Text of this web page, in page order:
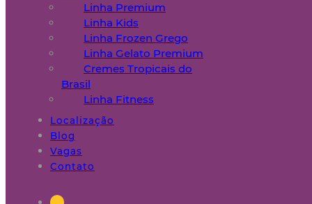
Linha Premium
Linha Kids
Linha Frozen Grego
Linha Gelato Premium
Cremes Tropicais do
Brasil
Linha Fitness
Localização
Blog
Vagas
Contato